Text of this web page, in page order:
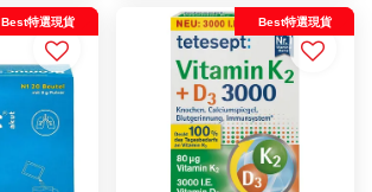
Best特選現貨 Best特選現貨